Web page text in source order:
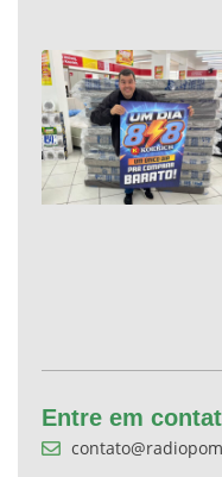
Entre em